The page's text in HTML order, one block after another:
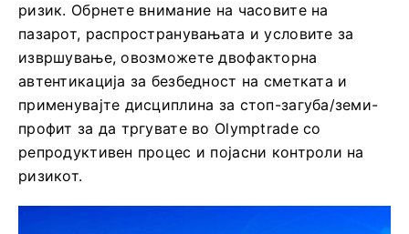
ризик. Обрнете внимание на часовите на
пазарот, распространувањата и условите за
извршување, овозможете двофакторна
автентикација за безбедност на сметката и
применувајте дисциплина за стоп-загуба/земи-
профит за да тргувате во Olymptrade со
репродуктивен процес и појасни контроли на
ризикот.